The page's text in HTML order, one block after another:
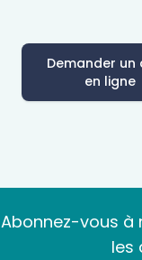
Demander un
en ligne
Abonnez-vous à
les